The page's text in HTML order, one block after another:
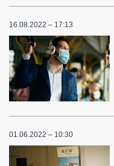
16.08.2022 – 17:13
01.06.2022 – 10:30